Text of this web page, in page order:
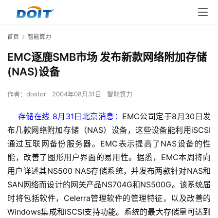
首页 智能算力
EMC逐鹿SMB市场 发布新款网络附加存储
(NAS)设备
作者： dostor 2004年08月31日 智能算力
存储在线 8月31日北京消息： EMC公司定于8月30日发
布几款网络附加存储（NAS）设备，这些设备能利用iSCSI
通过互联网备份服务器。EMC表示提高了NAS设备的性
能，改善了图形用户界面的易用性。据悉，EMC本周将向
用户详述其NS500 NAS存储系统，并发布两款针对NAS和
SAN网络而设计的网关产品NS704G和NS500G。该系统届
时将包括软件，Celerra管理软件的管理特征，以及改善的
Windows集成和iSCSI支持功能。系统的最大存储量可达到